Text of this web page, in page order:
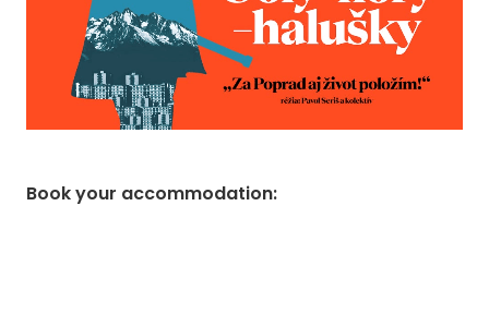
Book your accommodation: